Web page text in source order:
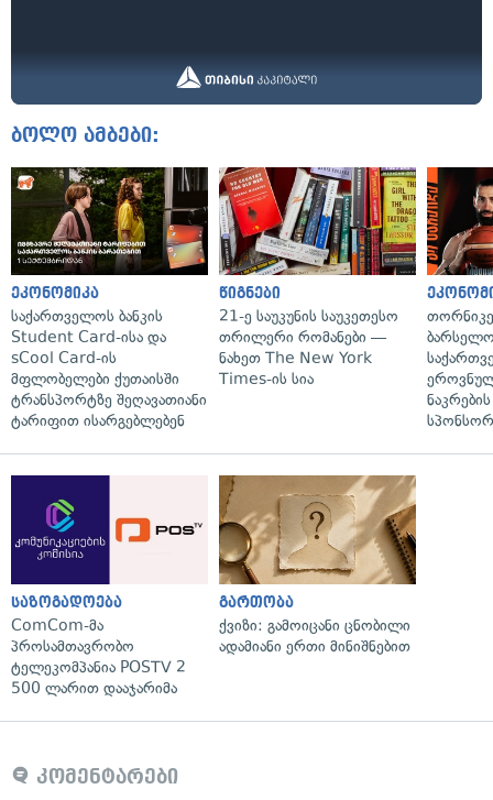
ბოლო ამბები:
ეკონომიკა
საქართველოს ბანკის
Student Card-ისა და
sCool Card-ის
მფლობელები ქუთაისში
ტრანსპორტზე შეღავათიანი
ტარიფით ისარგებლებენ
წიგნები
21-ე საუკუნის საუკეთესო
თრილერი რომანები —
ნახეთ The New York
Times-ის სია
საზოგადოება
ComCom-მა
პროსამთავრობო
ტელეკომპანია POSTV 2
500 ლარით დააჯარიმა
გართობა
ქვიზი: გამოიცანი ცნობილი
ადამიანი ერთი მინიშნებით
კომენტარები